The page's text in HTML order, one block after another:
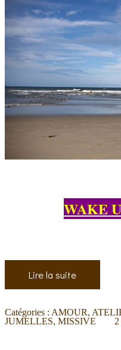
WAKE
Lire la suite
Catégories : AMOUR,
JUMELLES,MISSIVE 2